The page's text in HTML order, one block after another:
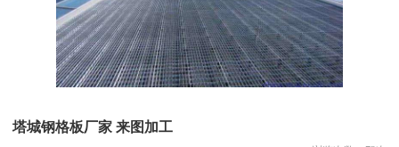
塔城钢格板厂家 来图加工